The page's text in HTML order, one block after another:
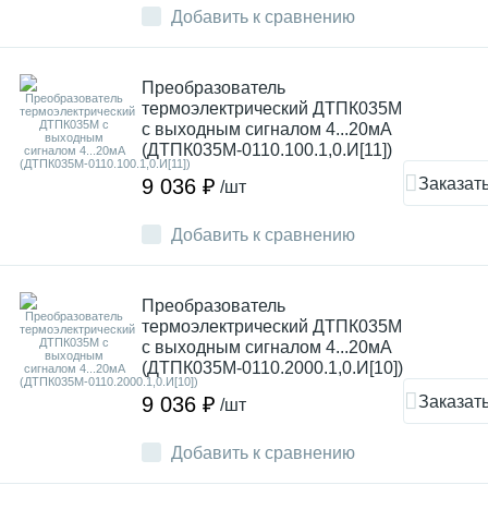
Добавить к сравнению
Добавить к сравнению
Преобразователь
термоэлектрический ДТПК035М
с выходным сигналом 4...20мА
(ДТПК035М-0110.100.1,0.И[11])
9 036 ₽ /шт
Добавить к сравнению
Преобразователь
термоэлектрический ДТПК035М
с выходным сигналом 4...20мА
(ДТПК035М-0110.2000.1,0.И[10])
9 036 ₽ /шт